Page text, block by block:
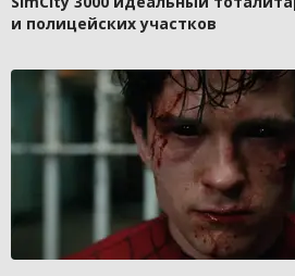
и полицейских участков